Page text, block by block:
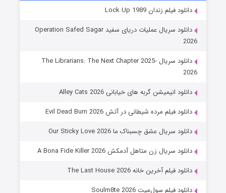
شوهر
عملیات آپارتمان
قسمت۲ (زیرنویس) منتشر شد
دانلود فیلم زندان Lock Up 1989
دانلود سریال عملیات دریای سفید Operation Safed Sagar
2026
دانلود سریال The Librarians: The Next Chapter 2025-
2026
دانلود انیمیشن گربه های خیابانی Alley Cats 2026
دانلود فیلم مرده شیطانی در آتش Evil Dead Burn 2026
دانلود سریال عشق چسبناک ما Our Sticky Love 2026
دانلود سریال زن متاهل آدمکش A Bona Fide Killer 2026
دانلود فیلم آخرین خانه The Last House 2026
دانلود فیلم سول‌میت Soulm8te 2026